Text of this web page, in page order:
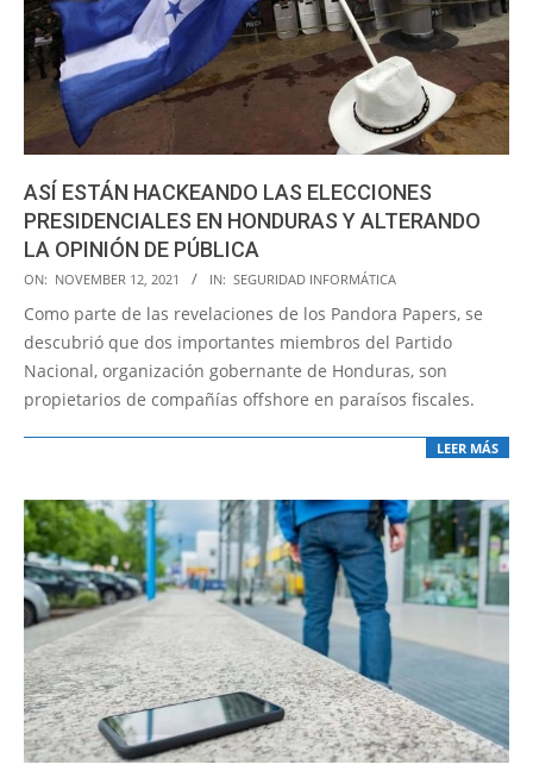
ASÍ ESTÁN HACKEANDO LAS ELECCIONES
PRESIDENCIALES EN HONDURAS Y ALTERANDO
LA OPINIÓN DE PÚBLICA
2021-
11-
12
ON: NOVEMBER 12, 2021 IN: SEGURIDAD INFORMÁTICA
Como parte de las revelaciones de los Pandora Papers, se
descubrió que dos importantes miembros del Partido
Nacional, organización gobernante de Honduras, son
propietarios de compañías offshore en paraísos fiscales.
LEER MÁS